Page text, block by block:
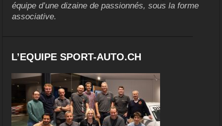
équipe d’une dizaine de passionnés, sous la forme
associative.
L’EQUIPE SPORT-AUTO.CH